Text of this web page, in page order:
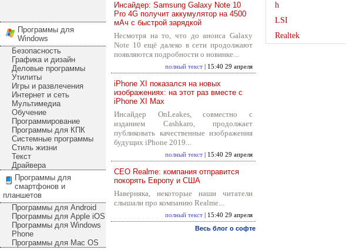
Программы для
Windows
Безопасность
Графика и дизайн
Деловые программы
Утилиты
Игры и развлечения
Интернет и сеть
Мультимедиа
Обучение
Программирование
Программы для КПК
Системные программы
Стиль жизни
Текст
Драйвера
Программы для
смартфонов и
планшетов
Программы для Android
Программы для Apple iOS
Программы для Windows
Phone
Программы для Mac OS
Инсайдер: Samsung Galaxy Note 10
Pro 4G получит аккумулятор на 4500
мАч с быстрой зарядкой
Несмотря на то, что до анонса Galaxy
Note 10 ещё далеко в сети продолжают
появляются подробности о новинке...
полный текст | 15:40 29 апреля
iPhone XI показался на новых
изображениях: на этот раз вместе с
iPhone XI Max
Инсайдер OnLeakes, совместно с
изданием Cashkaro, продолжает
публиковать качественные изображения
будущих iPhone 2019...
полный текст | 15:40 29 апреля
CEO Realme: компания отправится
покорять Европу и США
Наверняка, некоторые наши читатели
слышали про компанию Realme...
полный текст | 15:40 29 апреля
Весь блог о софте
h
LSI
Realtek